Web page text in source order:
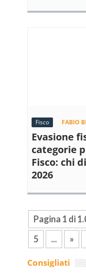
Fisco FABIO
Evasione
categorie
Fisco: chi
2026
Pagina 1 di
5
... »
Consigliati